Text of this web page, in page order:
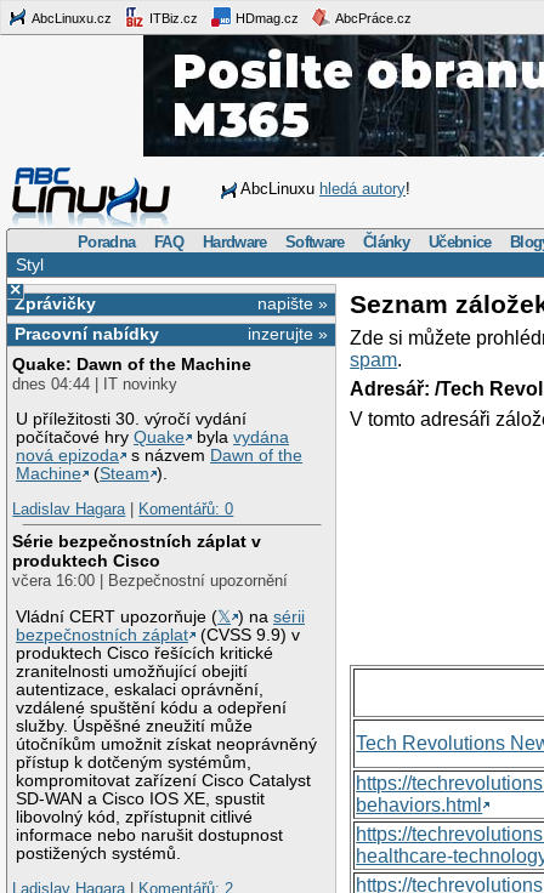
AbcLinuxu.cz ITBiz.cz HDmag.cz AbcPráce.cz
AbcLinuxu hledá autory!
Poradna FAQ Hardware Software Články Učebnice
Styl
×
napište »
Zprávičky
inzerujte »
Pracovní nabídky
Quake: Dawn of the Machine
dnes 04:44 | IT novinky
U příležitosti 30. výročí vydání
počítačové hryQuake bylavydána
nová epizoda
s názvem Dawn of the
Machine
(Steam ).
Ladislav Hagara| Komentářů: 0
Série bezpečnostních záplat v
produktech Cisco
včera 16:00 | Bezpečnostní upozornění
Vládní CERT upozorňuje (𝕏 ) nasérii
bezpečnostních záplat
(CVSS 9.9) v
produktech Cisco řešících kritické
zranitelnosti umožňující obejití
autentizace, eskalaci oprávnění,
vzdálené spuštění kódu a odepření
služby. Úspěšné zneužití může
útočníkům umožnit získat neoprávněný
přístup k dotčeným systémům,
kompromitovat zařízení Cisco Catalyst
SD-WAN a Cisco IOS XE, spustit
libovolný kód, zpřístupnit citlivé
informace nebo narušit dostupnost
postižených systémů.
Ladislav Hagara| Komentářů: 2
Seznam
Zde si můžete
spam.
Adresář: /Tech
V tomto adresáři
Tech Revolutions
https://
behaviors.html
https://
healthcare-
https://